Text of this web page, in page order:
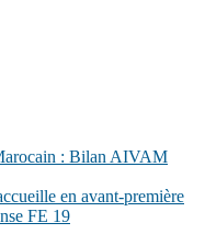
: Bilan AIVAM
en avant-première
FE 19